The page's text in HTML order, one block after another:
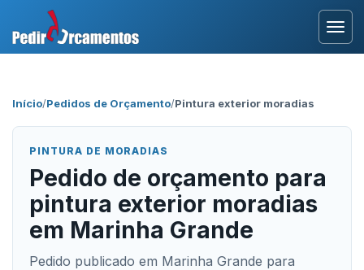
Início/Pedidos de Orçamento/Pintura exterior moradias
PINTURA DE MORADIAS
Pedido de orçamento para
pintura exterior moradias
em Marinha Grande
Pedido publicado em Marinha Grande para
Área Profissional
Como Funciona?
Testemunhos